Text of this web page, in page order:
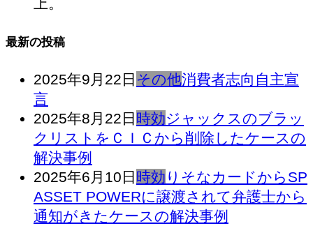
最新の投稿
2025年9月22日 その他消費者志向自主宣
言
2025年8月22日 時効ジャックスのブラッ
クリストをＣＩＣから削除したケースの
解決事例
2025年6月10日 時効 りそなカードからSP
ASSET POWERに譲渡されて弁護士から
通知がきたケースの解決事例